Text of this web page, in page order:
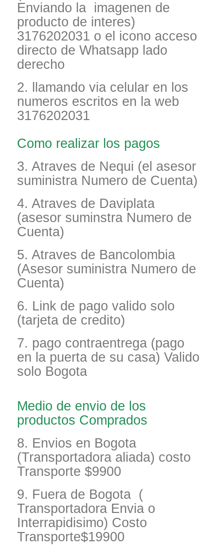
Enviando la imagenen de
producto de interes)
3176202031 o el icono acceso
directo de Whatsapp lado
derecho
2. llamando via celular en los
numeros escritos en la web
3176202031
Como realizar los pagos
3. Atraves de Nequi (el asesor
suministra Numero de Cuenta)
4. Atraves de Daviplata
(asesor suminstra Numero de
Cuenta)
5. Atraves de Bancolombia
(Asesor suministra Numero de
Cuenta)
6. Link de pago valido solo
(tarjeta de credito)
7. pago contraentrega (pago
en la puerta de su casa) Valido
solo Bogota
Medio de envio de los
productos Comprados
8. Envios en Bogota
(Transportadora aliada) costo
Transporte $9900
9. Fuera de Bogota (
Transportadora Envia o
Interrapidisimo) Costo
Transporte$19900